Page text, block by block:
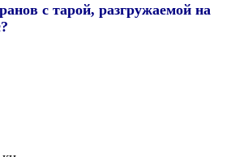
с тарой, разгружаемой на